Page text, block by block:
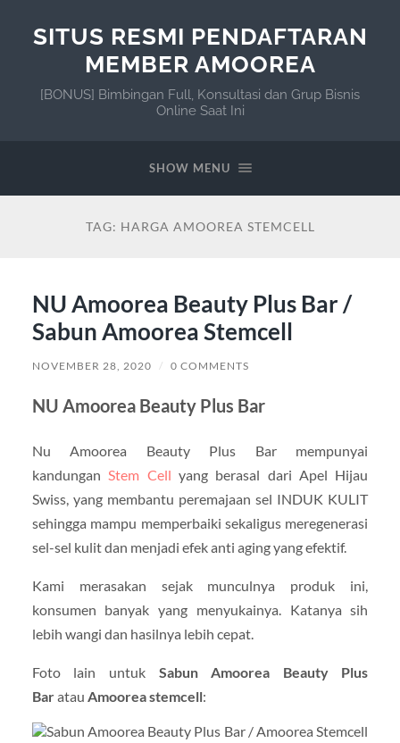
SITUS RESMI PENDAFTARAN
MEMBER AMOOREA
[BONUS] Bimbingan Full, Konsultasi dan Grup Bisnis
Online Saat Ini
SHOW MENU
TAG: HARGA AMOOREA STEMCELL
NU Amoorea Beauty Plus Bar /
Sabun Amoorea Stemcell
NOVEMBER 28, 2020 / 0 COMMENTS
NU Amoorea Beauty Plus Bar
Nu Amoorea Beauty Plus Bar mempunyai
kandungan Stem Cell yang berasal dari Apel Hijau
Swiss, yang membantu peremajaan sel INDUK KULIT
sehingga mampu memperbaiki sekaligus meregenerasi
sel-sel kulit dan menjadi efek anti aging yang efektif.
Kami merasakan sejak munculnya produk ini,
konsumen banyak yang menyukainya. Katanya sih
lebih wangi dan hasilnya lebih cepat.
Foto lain untuk Sabun Amoorea Beauty Plus
Baratau Amoorea stemcell: